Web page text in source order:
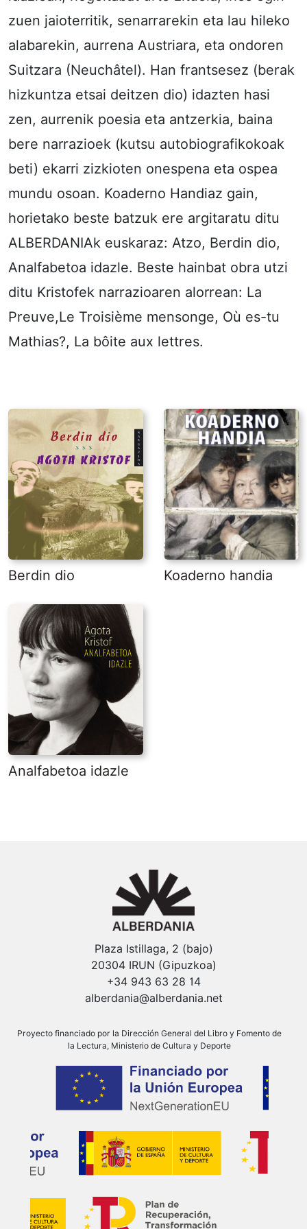
zuen jaioterritik, senarrarekin eta lau hileko
alabarekin, aurrena Austriara, eta ondoren
Suitzara (Neuchâtel). Han frantsesez (berak
hizkuntza etsai deitzen dio) idazten hasi
zen, aurrenik poesia eta antzerkia, baina
bere narrazioek (kutsu autobiografikokoak
beti) ekarri zizkioten onespena eta ospea
mundu osoan. Koaderno Handiaz gain,
horietako beste batzuk ere argitaratu ditu
ALBERDANIAk euskaraz: Atzo, Berdin dio,
Analfabetoa idazle. Beste hainbat obra utzi
ditu Kristofek narrazioaren alorrean: La
Preuve,Le Troisième mensonge, Où es-tu
Mathias?, La bôite aux lettres.
Berdin dio Koaderno handia
Analfabetoa idazle
Plaza Istillaga, 2 (bajo)
20304 IRUN (Gipuzkoa)
+34 943 63 28 14
alberdania@alberdania.net
Proyecto financiado por la Dirección General del Libro y Fomento de
la Lectura, Ministerio de Cultura y Deporte